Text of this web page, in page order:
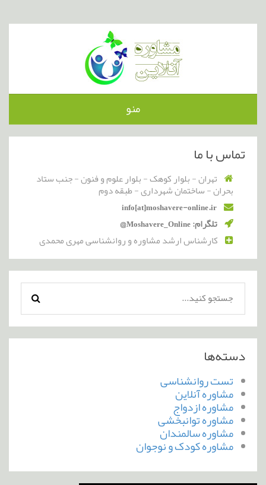
منو
تماس با ما
تهران - بلوار کوهک - بلوار علوم و فنون - جنب ستاد
بحران - ساختمان شهرداری - طبقه دوم
info[at]moshavere-online.ir
تلگرام: Moshavere_Online@
کارشناس ارشد مشاوره و روانشناسی مهری محمدی
دسته‌ها
تست روانشناسی
مشاوره آنلاین
مشاوره ازدواج
مشاوره توانبخشی
مشاوره سالمندان
مشاوره کودک و نوجوان